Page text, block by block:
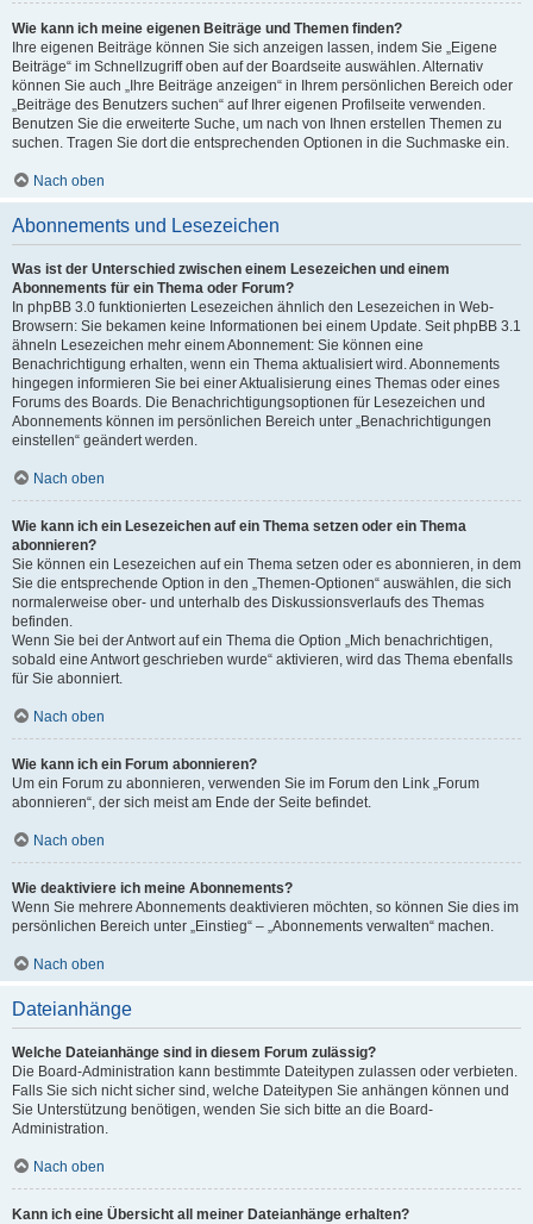
Wie kann ich meine eigenen Beiträge und Themen finden?
Ihre eigenen Beiträge können Sie sich anzeigen lassen, indem Sie „Eigene
Beiträge“ im Schnellzugriff oben auf der Boardseite auswählen. Alternativ
können Sie auch „Ihre Beiträge anzeigen“ in Ihrem persönlichen Bereich oder
„Beiträge des Benutzers suchen“ auf Ihrer eigenen Profilseite verwenden.
Benutzen Sie die erweiterte Suche, um nach von Ihnen erstellen Themen zu
suchen. Tragen Sie dort die entsprechenden Optionen in die Suchmaske ein.
Nach oben
Abonnements und Lesezeichen
Was ist der Unterschied zwischen einem Lesezeichen und einem
Abonnements für ein Thema oder Forum?
In phpBB 3.0 funktionierten Lesezeichen ähnlich den Lesezeichen in Web-
Browsern: Sie bekamen keine Informationen bei einem Update. Seit phpBB 3.1
ähneln Lesezeichen mehr einem Abonnement: Sie können eine
Benachrichtigung erhalten, wenn ein Thema aktualisiert wird. Abonnements
hingegen informieren Sie bei einer Aktualisierung eines Themas oder eines
Forums des Boards. Die Benachrichtigungsoptionen für Lesezeichen und
Abonnements können im persönlichen Bereich unter „Benachrichtigungen
einstellen“ geändert werden.
Nach oben
Wie kann ich ein Lesezeichen auf ein Thema setzen oder ein Thema
abonnieren?
Sie können ein Lesezeichen auf ein Thema setzen oder es abonnieren, in dem
Sie die entsprechende Option in den „Themen-Optionen“ auswählen, die sich
normalerweise ober- und unterhalb des Diskussionsverlaufs des Themas
befinden.
Wenn Sie bei der Antwort auf ein Thema die Option „Mich benachrichtigen,
sobald eine Antwort geschrieben wurde“ aktivieren, wird das Thema ebenfalls
für Sie abonniert.
Nach oben
Wie kann ich ein Forum abonnieren?
Um ein Forum zu abonnieren, verwenden Sie im Forum den Link „Forum
abonnieren“, der sich meist am Ende der Seite befindet.
Nach oben
Wie deaktiviere ich meine Abonnements?
Wenn Sie mehrere Abonnements deaktivieren möchten, so können Sie dies im
persönlichen Bereich unter „Einstieg“ – „Abonnements verwalten“ machen.
Nach oben
Dateianhänge
Welche Dateianhänge sind in diesem Forum zulässig?
Die Board-Administration kann bestimmte Dateitypen zulassen oder verbieten.
Falls Sie sich nicht sicher sind, welche Dateitypen Sie anhängen können und
Sie Unterstützung benötigen, wenden Sie sich bitte an die Board-
Administration.
Nach oben
Kann ich eine Übersicht all meiner Dateianhänge erhalten?